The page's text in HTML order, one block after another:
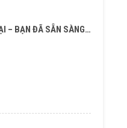
MÙA 3 ĐÃ TRỞ LẠI – BẠN ĐÃ SẴN SÀNG CHO “CÔNG NGHỆ BAO BÌ MỀM ĐA LỚP”?